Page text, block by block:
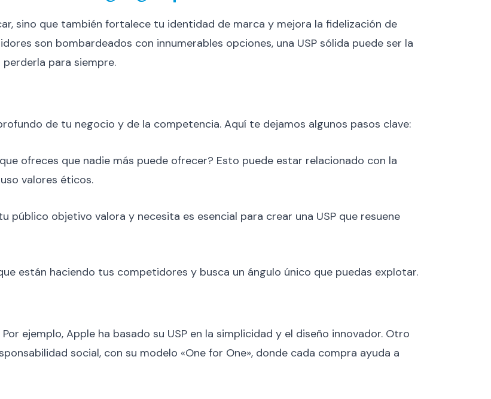
sino que también fortalece tu identidad de marca y mejora la fidelización de
son bombardeados con innumerables opciones, una USP sólida puede ser la
para siempre.
de tu negocio y de la competencia. Aquí te dejamos algunos pasos clave:
ofreces que nadie más puede ofrecer? Esto puede estar relacionado con la
valores éticos.
público objetivo valora y necesita es esencial para crear una USP que resuene
están haciendo tus competidores y busca un ángulo único que puedas explotar.
ejemplo, Apple ha basado su USP en la simplicidad y el diseño innovador. Otro
social, con su modelo «One for One», donde cada compra ayuda a